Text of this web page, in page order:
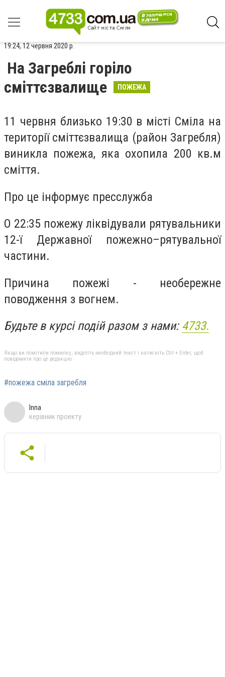
19:24, 12 червня 2020 р.
На Загреблі горіло
сміттєзвалище
ПОЖЕЖА
11 червня близько 19:30 в місті Сміла на
території сміттєзвалища (район Загребля)
виникла пожежа, яка охопила 200 кв.м
сміття.
Про це інформує пресслужба
О 22:35 пожежу ліквідували рятувальники
12-ї Державної пожежно–рятувальної
частини.
Причина пожежі - необережне
поводження з вогнем.
Будьте в курсі подій разом з нами:4733.
Якщо ви помітили помилку, виділіть необхідний текст і натисніть Ctrl + Enter, щоб
повідомити про це редакцію
#пожежа сміла загребля
Inna
керівник проекту